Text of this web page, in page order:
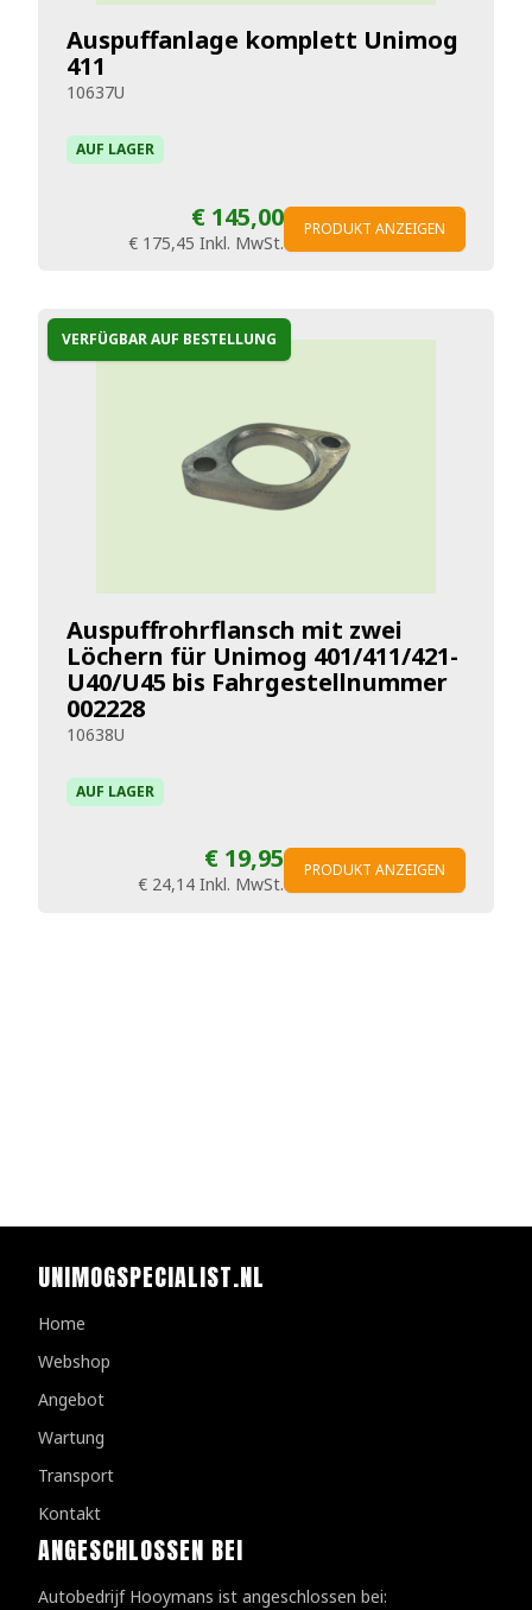
Auspuffanlage komplett Unimog
411
10637U
AUF LAGER
€ 145,00
€ 175,45 Inkl. MwSt.
PRODUKT ANZEIGEN
VERFÜGBAR AUF BESTELLUNG
Auspuffrohrflansch mit zwei
Löchern für Unimog 401/411/421-
U40/U45 bis Fahrgestellnummer
002228
10638U
AUF LAGER
€ 19,95
€ 24,14 Inkl. MwSt.
PRODUKT ANZEIGEN
UNIMOGSPECIALIST.NL
Home
Webshop
Angebot
Wartung
Transport
Kontakt
ANGESCHLOSSEN BEI
Autobedrijf Hooymans ist angeschlossen bei: